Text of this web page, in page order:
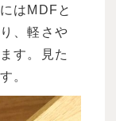
はMDFと
、軽さや
す。見た
。